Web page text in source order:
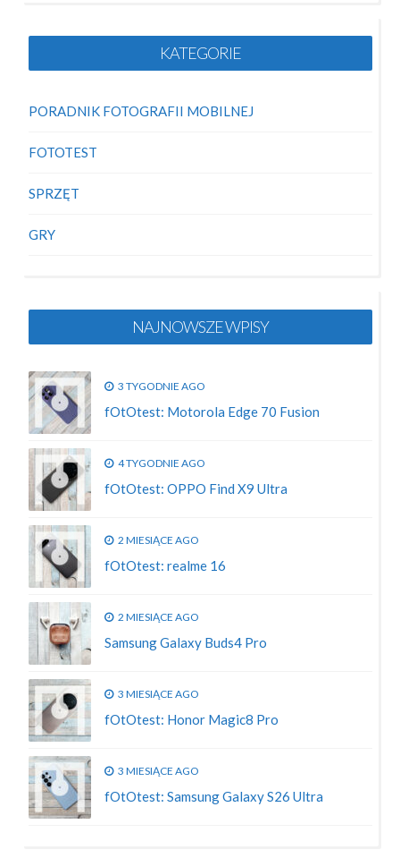
KATEGORIE
PORADNIK FOTOGRAFII MOBILNEJ
FOTOTEST
SPRZĘT
GRY
NAJNOWSZE WPISY
3 TYGODNIE AGO
fOtOtest: Motorola Edge 70 Fusion
4 TYGODNIE AGO
fOtOtest: OPPO Find X9 Ultra
2 MIESIĄCE AGO
fOtOtest: realme 16
2 MIESIĄCE AGO
Samsung Galaxy Buds4 Pro
3 MIESIĄCE AGO
fOtOtest: Honor Magic8 Pro
3 MIESIĄCE AGO
fOtOtest: Samsung Galaxy S26 Ultra